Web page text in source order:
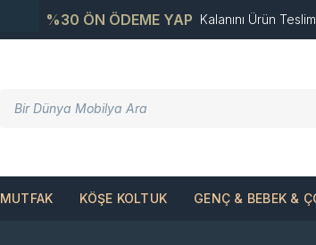
%30 ÖN ÖDEME YAP Kalanını Ürün
MUTFAK KÖŞE KOLTUK GENÇ & BEBEK &